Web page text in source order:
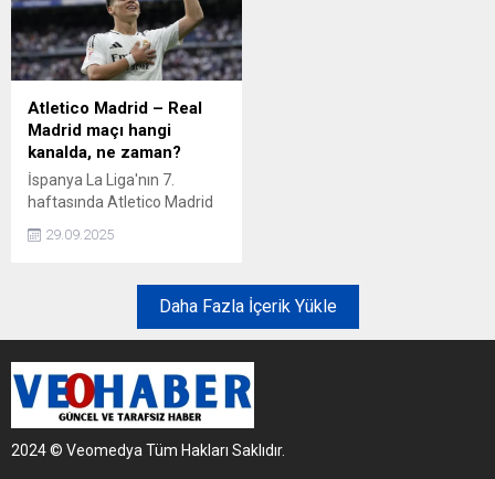
merak ediliyor. Peki,
Vakıfbank-Beşiktaş voleybol
maçı hangi kanalda, ne
zaman ve saat kaçta?
Atletico Madrid – Real
Madrid maçı hangi
kanalda, ne zaman?
İspanya La Liga'nın 7.
haftasında Atletico Madrid
ile Real Madrid karşı karşıya
gelecek. Milli yıldız Arda
Real Madrid, Atletico Madrid
deplasmanına çıkacak. Peki,
Atletico Madrid Real Madrid
zaman ve saat kaçta? Arda
Güler oynayacak mı?
29.09.2025
Daha Fazla İçerik Yükle
2024 © Veomedya Tüm Hakları Saklıdır.